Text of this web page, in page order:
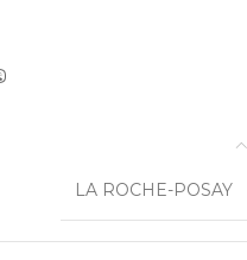
LA ROCHE-POSAY